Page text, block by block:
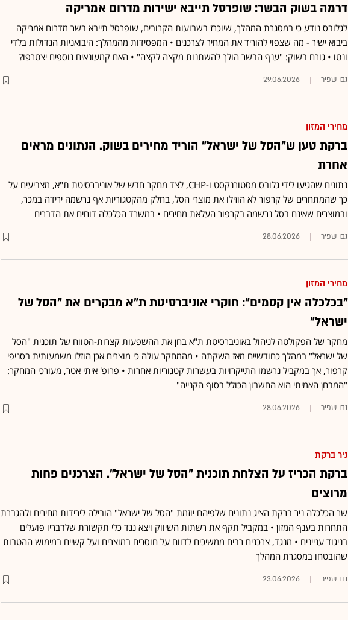
דרמה בשוק הבשר: שופרסל תייבא ישירות מדרום אמריקה
לגלובס נודע כי במסגרת המהלך, שיוכרז בשבועות הקרובים, שופרסל תייבא בשר מדרום אמריקה
ביבוא ישיר - מה שצפוי להוריד את המחיר לצרכנים • המפסידות מהמהלך: היבואניות הגדולות בלדי
ונטו • גורם בשוק: "ענף הבשר הולך להשתנות מקצה לקצה" • האם קמעונאים נוספים יצטרפו?
נבו שפיר 29.06.2026
מחירי המזון
ברקת טען ש"הסל של ישראל" הוריד מחירים בשוק. הנתונים מראים
אחרת
נתונים שהגיעו לידי גלובס מסטורנקסט ו-CHP, לצד מחקר חדש של אוניברסיטת ת"א, מצביעים על
כך שהמתחרים של קרפור לא הוזילו את מוצרי הסל, בחלק מהקטגוריות אף נרשמה ירידה במכר,
ובמוצרים שאינם בסל נרשמה בקרפור העלאת מחירים • במשרד הכלכלה דוחים את הדברים
נבו שפיר 28.06.2026
מחירי המזון
"בכלכלה אין קסמים": חוקרי אוניברסיטת ת"א מבקרים את "הסל של
ישראל"
מחקר של הפקולטה לניהול באוניברסיטת ת"א בחן את ההשפעות קצרות-הטווח של תוכנית "הסל
של ישראל" במהלך כחודשיים מאז השקתה • מהמחקר עולה כי מוצרים אכן הוזלו משמעותית בסניפי
קרפור, אך במקביל נרשמו התייקרויות בעשרות קטגוריות אחרות • פרופ' איתי אטר, מעורכי המחקר:
"המבחן האמיתי הוא החשבון הכולל בסוף הקנייה"
נבו שפיר 28.06.2026
ניר ברקת
ברקת הכריז על הצלחת תוכנית "הסל של ישראל". הצרכנים פחות
מרוצים
שר הכלכלה ניר ברקת הציג נתונים שלפיהם יוזמת "הסל של ישראל" הובילה לירידות מחירים ולהגברת
התחרות בענף המזון • במקביל תקף את רשתות השיווק ויצא נגד כלי תקשורת שלדבריו פועלים
בניגוד עניינים • מנגד, צרכנים רבים ממשיכים לדווח על חוסרים במוצרים ועל קשיים במימוש ההטבות
שהובטחו במסגרת המהלך
נבו שפיר 23.06.2026